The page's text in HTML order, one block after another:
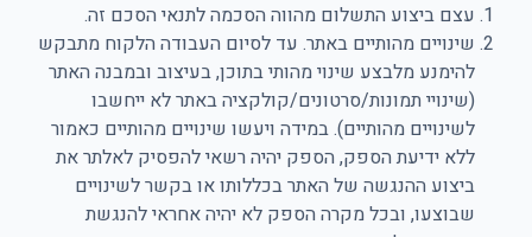
עצם ביצוע התשלום מהווה הסכמה לתנאי הסכם זה.
שינויים מהותיים באתר. עד לסיום העבודה הלקוח מתבקש
להימנע מלבצע שינוי מהותי בתוכן, בעיצוב ובמבנה האתר
(שינויי תמונות/סרטונים/קולקציה באתר לא ייחשבו
לשינויים מהותיים). במידה ויעשו שינויים מהותיים כאמור
ללא ידיעת הספק, הספק יהיה רשאי להפסיק לאלתר את
ביצוע ההנגשה של האתר בכללותו או בקשר לשינויים
שבוצעו, ובכל מקרה הספק לא יהיה אחראי להנגשת